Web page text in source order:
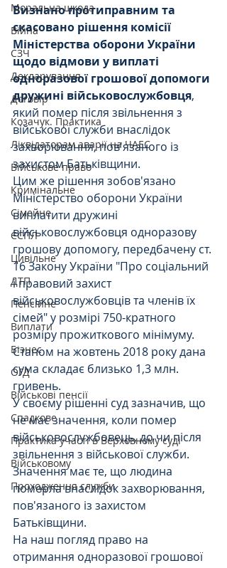
Моральна шкода
Війна
СЗЧ
Декларування
Договір
Козачук. Практика
Ліквідаторам аварії на ЧАЕС
Військове право
Кримінальне
Сімейне
ЄСПЛ
Цивільне
ДТП
Пенсійне
Виплати
Бізнес
ОГД
Військові пенсії
Спадкове
Практика участі в Верховному суді
Військовому
Проходження служби
Визнано протиправним та
скасовано рішення комісії
Міністерства оборони України
щодо відмови у виплаті
одноразової грошової допомоги
дружині військовослужбовця,
який помер після звільнення з
військової служби внаслідок
захворювання, пов'язаного із
захистом Батьківщини.
Цим же рішення зобов'язано
Міністерство оборони України
виплатити дружині
військовослужбовця одноразову
грошову допомогу, передбачену ст.
16 Закону України "Про соціальний
і правовий захист
військовослужбовців та членів їх
сімей" у розмірі 750-кратного
розміру прожиткового мінімуму.
Станом на жовтень 2018 року дана
сума складає близько 1,3 млн.
гривень.
У своєму рішенні суд зазначив, що
не має значення, коли помер
військовослужбовець, до чи після
звільнення з військової служби.
Значення має те, що людина
померла внаслідок захворювання,
пов'язаного із захистом
Батьківщини.
На наш погляд право на
отримання одноразової грошової